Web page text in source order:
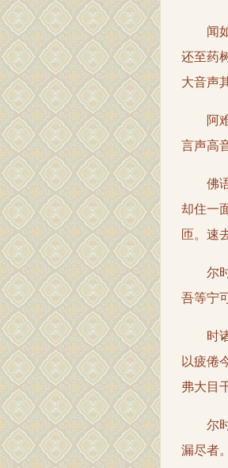
闻如
还至药
大音声
阿难
言声高
佛语
却住一
匝。速
尔时
吾等宁
时诸
以疲倦
弗大目
尔时
漏尽者